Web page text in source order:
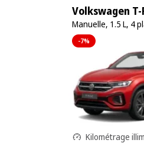
Volkswagen T-
Manuelle, 1.5 L, 4
-7%
Kilométrage